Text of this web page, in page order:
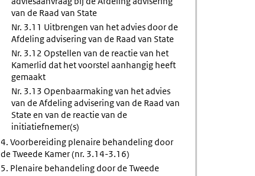
van de Raad van State
Nr. 3.11 Uitbrengen van het advies door de
Afdeling advisering van de Raad van State
Nr. 3.12 Opstellen van de reactie van het
Kamerlid dat het voorstel aanhangig heeft
gemaakt
Nr. 3.13 Openbaarmaking van het advies
van de Afdeling advisering van de Raad van
State en van de reactie van de
initiatiefnemer(s)
4. Voorbereiding plenaire behandeling door
de Tweede Kamer (nr. 3.14-3.16)
5. Plenaire behandeling door de Tweede